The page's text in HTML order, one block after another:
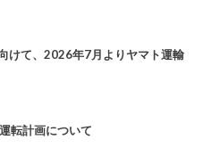
けて、2026年7月よりヤマト運輸
転計画について